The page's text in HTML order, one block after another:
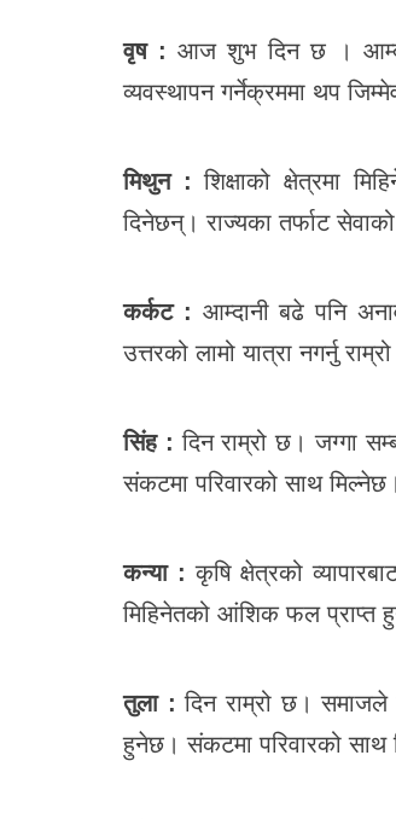
वृष : आज शुभ दिन छ ।
व्यवस्थापन गर्नेक्रममा थप
मिथुन : शिक्षाको क्षेत्रमा
दिनेछन्। राज्यका तर्फाट
कर्कट : आम्दानी बढे पनि
उत्तरको लामो यात्रा नगर्नु
सिंह :दिन राम्रो छ। जग्गा
संकटमा परिवारको साथ
कन्या : कृषि क्षेत्रको
मिहिनेतको आंशिक फल प्राप्त
तुला :दिन राम्रो छ। समाजले
हुनेछ। संकटमा परिवारको साथ